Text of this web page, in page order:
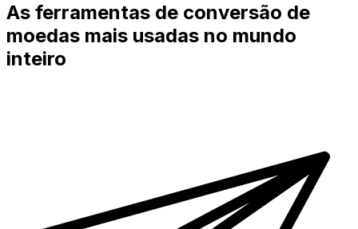
As ferramentas de conversão de
moedas mais usadas no mundo
inteiro